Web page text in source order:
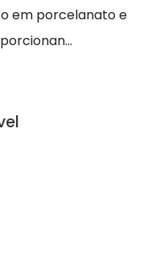
em porcelanato e